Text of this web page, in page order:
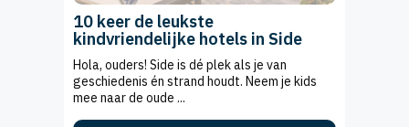
10 keer de leukste
kindvriendelijke hotels in Side
Hola, ouders! Side is dé plek als je van
geschiedenis én strand houdt. Neem je kids
mee naar de oude ...